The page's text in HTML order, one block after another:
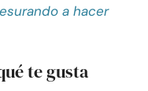
a hacer
te gusta